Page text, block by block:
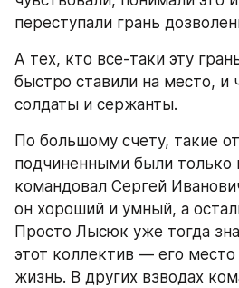
переступали грань
А тех, кто все-таки эту
быстро ставили на место, и
солдаты и сержанты.
По большому счету, такие
подчиненными были только
командовал Сергей
он хороший и умный, а
Просто Лысюк уже тогда
этот коллектив — его
жизнь. В других взводах